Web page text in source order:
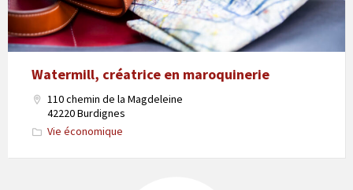
Watermill, créatrice en maroquinerie
110 chemin de la Magdeleine
42220 Burdignes
Vie économique